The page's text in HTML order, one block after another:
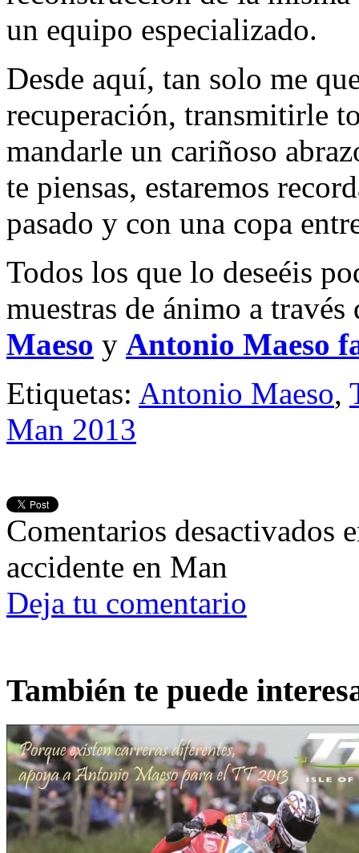
un equipo especializado.
Desde aquí, tan solo me
recuperación, transmitirle
mandarle un cariñoso
te piensas, estaremos
pasado y con una copa
Todos los que lo deseéis
muestras de ánimo a
Maeso y Antonio Maeso
Etiquetas: Antonio Maeso,
Man 2013
Comentarios desactivados
accidente en Man
Deja tu comentario
También te puede